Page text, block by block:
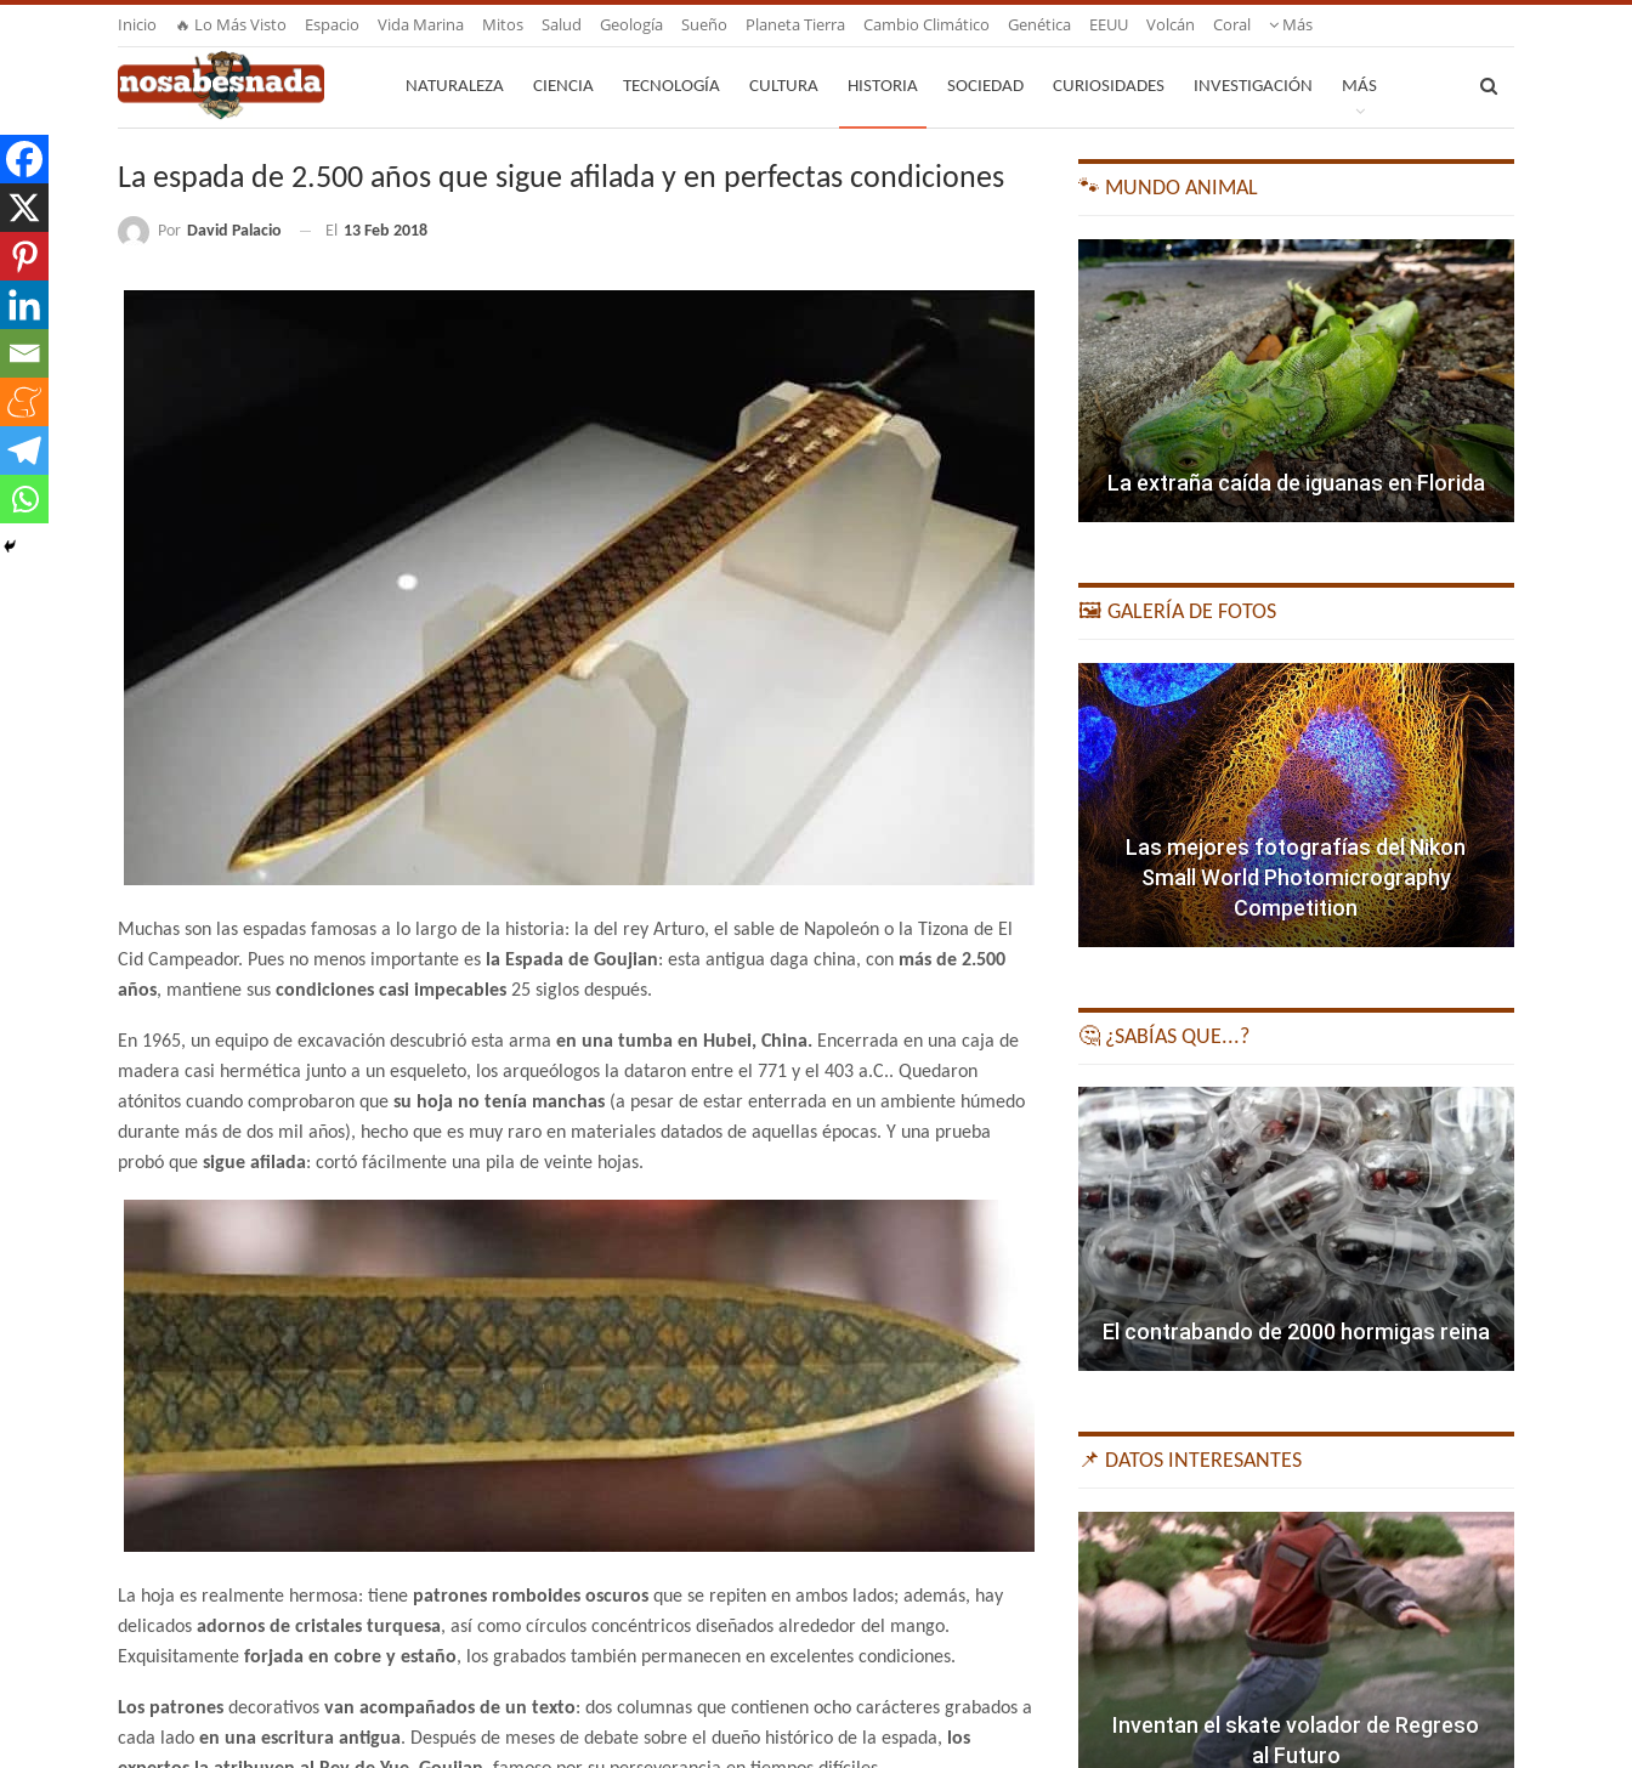
Inicio 🔥 Lo Más Visto Espacio Vida Marina Mitos Salud Geología Sueño Planeta Tierra Cambio Climático Genética EEUU Volcán Coral Más
NATURALEZA CIENCIA TECNOLOGÍA CULTURA HISTORIA SOCIEDAD CURIOSIDADES INVESTIGACIÓN MÁS
La espada de 2.500 años que sigue afilada y en perfectas condiciones
Por David Palacio El 13 Feb 2018
Muchas son las espadas famosas a lo largo de la historia: la del rey Arturo, el sable de Napoleón o la Tizona de El
Cid Campeador. Pues no menos importante es la Espada de Goujian: esta antigua daga china, con más de 2.500
años, mantiene sus condiciones casi impecables 25 siglos después.
En 1965, un equipo de excavación descubrió esta arma en una tumba en Hubei, China. Encerrada en una caja de
madera casi hermética junto a un esqueleto, los arqueólogos la dataron entre el 771 y el 403 a.C.. Quedaron
atónitos cuando comprobaron que su hoja no tenía manchas (a pesar de estar enterrada en un ambiente húmedo
durante más de dos mil años), hecho que es muy raro en materiales datados de aquellas épocas. Y una prueba
probó que sigue afilada: cortó fácilmente una pila de veinte hojas.
La hoja es realmente hermosa: tiene patrones romboides oscuros que se repiten en ambos lados; además, hay
delicados adornos de cristales turquesa, así como círculos concéntricos diseñados alrededor del mango.
Exquisitamente forjada en cobre y estaño, los grabados también permanecen en excelentes condiciones.
Los patrones decorativos van acompañados de un texto: dos columnas que contienen ocho carácteres grabados a
cada lado en una escritura antigua. Después de meses de debate sobre el dueño histórico de la espada, los
🐾 MUNDO ANIMAL
La extraña caída de iguanas en Florida
🖼️ GALERÍA DE FOTOS
Las mejores fotografías del Nikon
Small World Photomicrography
Competition
🤔 ¿SABÍAS QUE...?
El contrabando de 2000 hormigas reina
📌 DATOS INTERESANTES
Inventan el skate volador de Regreso
al Futuro